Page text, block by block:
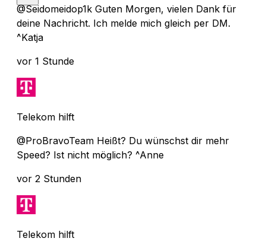
@Seidomeidop1k Guten Morgen, vielen Dank für
deine Nachricht. Ich melde mich gleich per DM.
^Katja
vor 1 Stunde
Telekom hilft
@ProBravoTeam Heißt? Du wünschst dir mehr
Speed? Ist nicht möglich? ^Anne
vor 2 Stunden
Telekom hilft